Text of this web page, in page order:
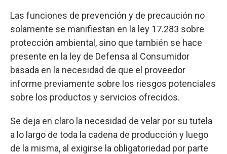
Las funciones de prevención y de precaución no
solamente se manifiestan en la ley 17.283 sobre
protección ambiental, sino que también se hace
presente en la ley de Defensa al Consumidor
basada en la necesidad de que el proveedor
informe previamente sobre los riesgos potenciales
sobre los productos y servicios ofrecidos.
Se deja en claro la necesidad de velar por su tutela
a lo largo de toda la cadena de producción y luego
de la misma, al exigirse la obligatoriedad por parte